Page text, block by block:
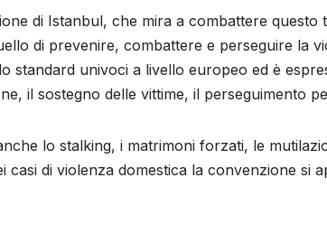
di Istanbul, che mira a combattere questo
di prevenire, combattere e perseguire la
standard univoci a livello europeo ed è
il sostegno delle vittime, il perseguimento
lo stalking, i matrimoni forzati, le
casi di violenza domestica la convenzione si